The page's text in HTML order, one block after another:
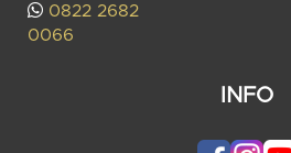
0822 2682
0066
INFO